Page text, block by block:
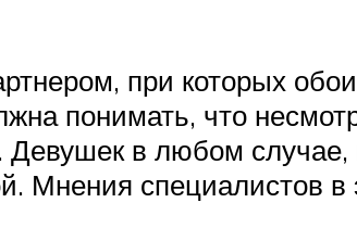
при которых
понимать, что
в любом случае,
Мнения специалистов